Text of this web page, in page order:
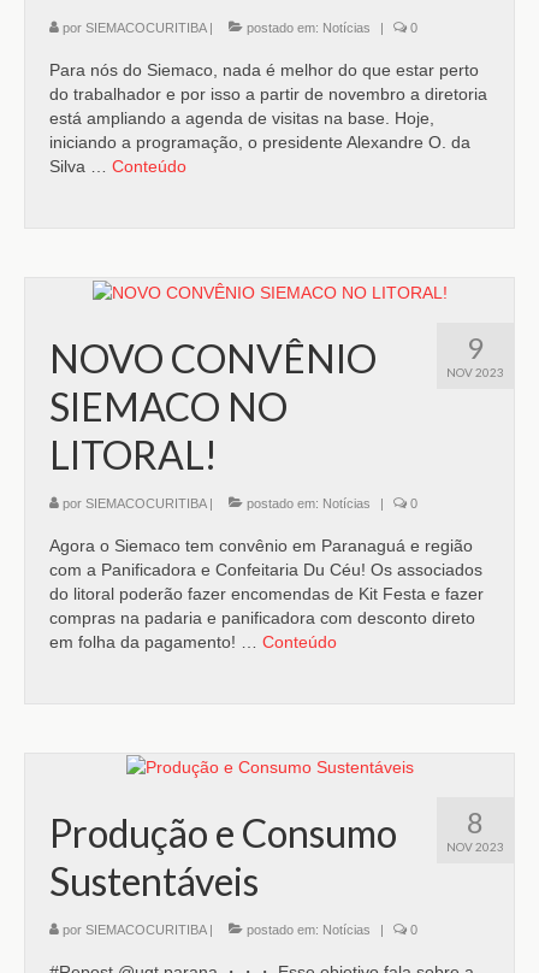
por SIEMACOCURITIBA| postado em: Notícias 0
Para nós do Siemaco, nada é melhor do que estar perto
do trabalhador e por isso a partir de novembro a diretoria
está ampliando a agenda de visitas na base. Hoje,
iniciando a programação, o presidente Alexandre O. da
Silva … Conteúdo
9
NOV 2023
NOVO CONVÊNIO
SIEMACO NO
LITORAL!
por SIEMACOCURITIBA| postado em: Notícias | 0
Agora o Siemaco tem convênio em Paranaguá e região
com a Panificadora e Confeitaria Du Céu! Os associados
do litoral poderão fazer encomendas de Kit Festa e fazer
compras na padaria e panificadora com desconto direto
em folha da pagamento! … Conteúdo
8
NOV 2023
Produção e Consumo
Sustentáveis
por SIEMACOCURITIBA| postado em: Notícias | 0